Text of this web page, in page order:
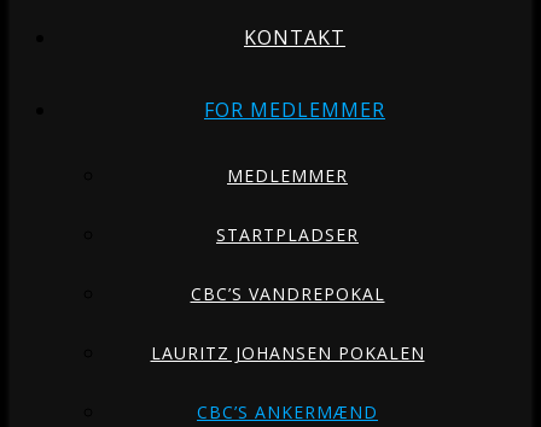
KONTAKT
FOR MEDLEMMER
MEDLEMMER
STARTPLADSER
CBC’S VANDREPOKAL
LAURITZ JOHANSEN POKALEN
CBC’S ANKERMÆND